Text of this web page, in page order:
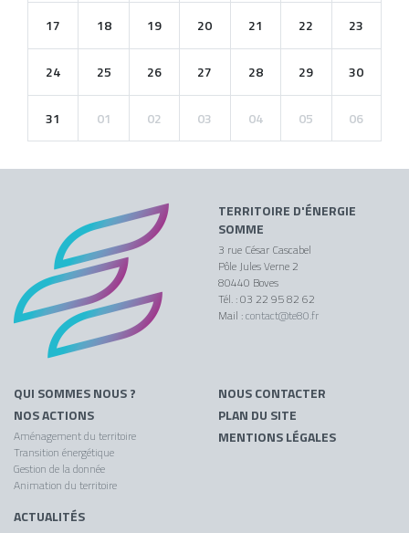
17 18 19 20 21 22 23
24 25 26 27 28 29 30
31 01 02 03 04 05 06
TERRITOIRE D'ÉNERGIE
SOMME
3 rue César Cascabel
Pôle Jules Verne 2
80440 Boves
Tél. : 03 22 95 82 62
Mail :contact@te80.fr
QUI SOMMES NOUS ?
NOS ACTIONS
Aménagement du territoire
Transition énergétique
Gestion de la donnée
Animation du territoire
ACTUALITÉS
NOUS CONTACTER
PLAN DU SITE
MENTIONS LÉGALES